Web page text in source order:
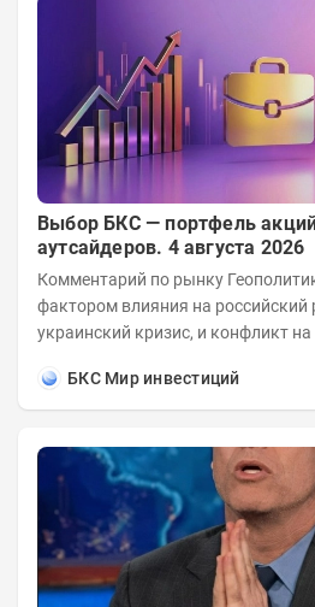
Выбор БКС — портфель
аутсайдеров. 4 августа 2026
Комментарий по рынку Геополитика остается основным
фактором влияния на российский
украинский кризис, и конфликт
БКС Мир инвестиций